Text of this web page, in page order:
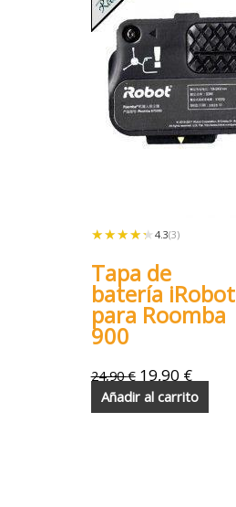
★★★★★
★★★★★ 4.3(3)
Tapa de
batería iRobot
para Roomba
900
24,90€ 19,90 €
Añadir al carrito